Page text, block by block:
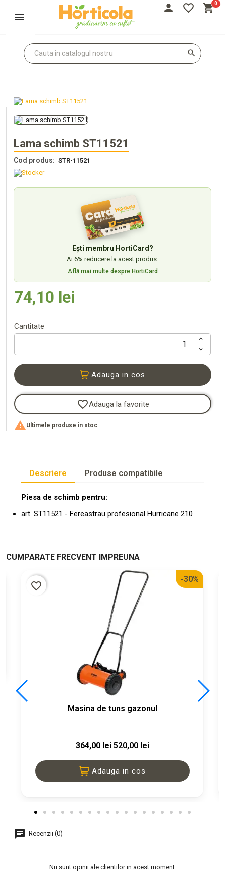
person
Autentifică-te
favorite_border shopping_cart0
search
Lama schimb ST11521
Cod produs: STR-11521
Ești membru HortiCard?
Ai 6% reducere la acest produs.
Află mai multe despre HortiCard
74,10 lei
Cantitate
Adauga in cos
favorite_borderAdauga la favorite
 Ultimele produse in stoc
Descriere Produse compatibile
Piesa de schimb pentru:
art. ST11521 - Fereastrau profesional Hurricane 210
CUMPARATE FRECVENT IMPREUNA
Masina de tuns gazonul
364,00 lei 520,00 lei
-30%
Adauga in cos
favorite_border
Recenzii (0)
Nu sunt opinii ale clientilor in acest moment.